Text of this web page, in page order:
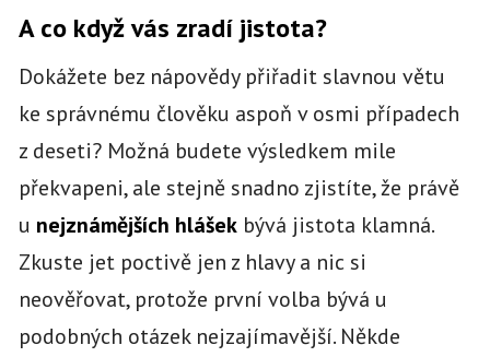
A co když vás zradí jistota?
Dokážete bez nápovědy přiřadit slavnou větu
ke správnému člověku aspoň v osmi případech
z deseti? Možná budete výsledkem mile
překvapeni, ale stejně snadno zjistíte, že právě
u nejznámějších hlášekbývá jistota klamná.
Zkuste jet poctivě jen z hlavy a nic si
neověřovat, protože první volba bývá u
podobných otázek nejzajímavější. Někde